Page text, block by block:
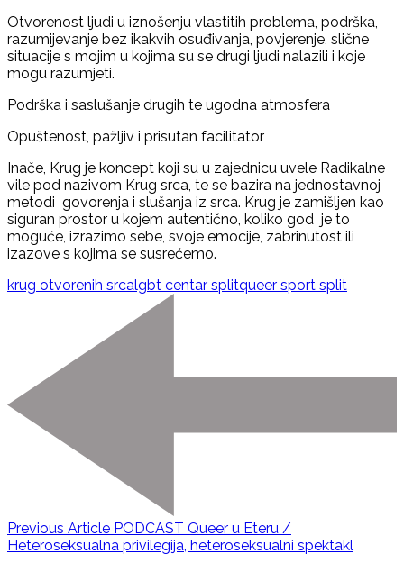
Otvorenost ljudi u iznošenju vlastitih problema, podrška,
razumijevanje bez ikakvih osuđivanja, povjerenje, slične
situacije s mojim u kojima su se drugi ljudi nalazili i koje
mogu razumjeti.
Podrška i saslušanje drugih te ugodna atmosfera
Opuštenost, pažljiv i prisutan facilitator
Inače, Krug je koncept koji su u zajednicu uvele Radikalne
vile pod nazivom Krug srca, te se bazira na jednostavnoj
metodi govorenja i slušanja iz srca. Krug je zamišljen kao
siguran prostor u kojem autentično, koliko god je to
moguće, izrazimo sebe, svoje emocije, zabrinutost ili
izazove s kojima se susrećemo.
krug otvorenih srcalgbt centar splitqueer sport split
Previous Article PODCAST Queer u Eteru /
Heteroseksualna privilegija, heteroseksualni spektakl